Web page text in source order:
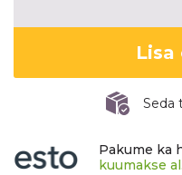
Lisa
Seda
Pakume ka
kuumakse al.